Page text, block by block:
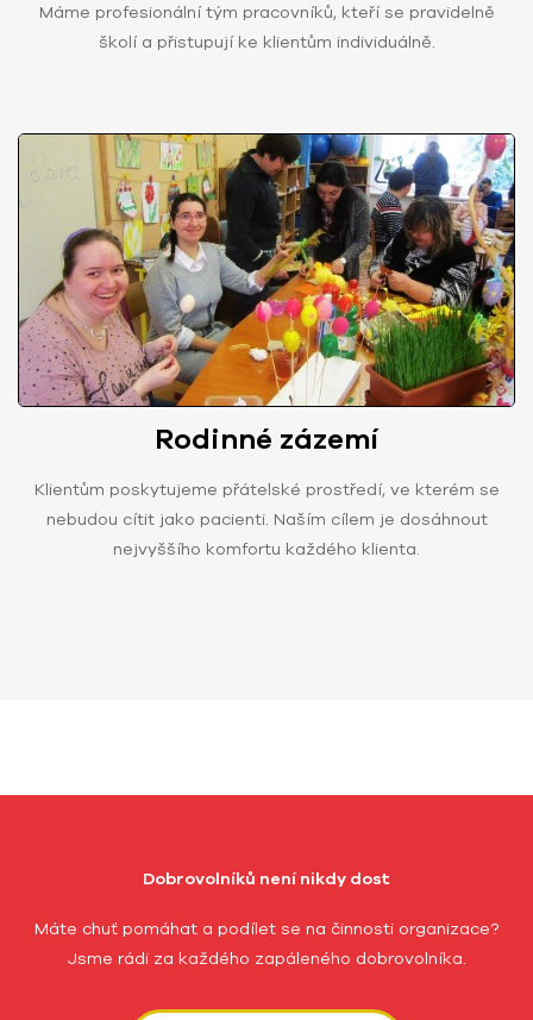
Máme profesionální tým pracovníků, kteří se pravidelně
školí a přistupují ke klientům individuálně.
Rodinné zázemí
Klientům poskytujeme přátelské prostředí, ve kterém se
nebudou cítit jako pacienti. Naším cílem je dosáhnout
nejvyššího komfortu každého klienta.
Dobrovolníků není nikdy dost
Máte chuť pomáhat a podílet se na činnosti organizace?
Jsme rádi za každého zapáleného dobrovolníka.